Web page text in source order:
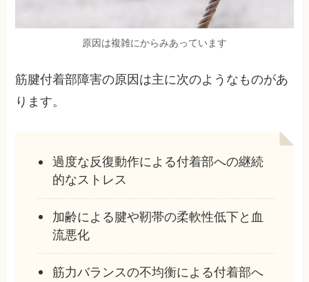
原因は複雑にからみあっています
筋腱付着部障害の原因は主に次のようなものがあ
ります。
過度な反復動作による付着部への継続
的なストレス
加齢による腱や靭帯の柔軟性低下と血
流悪化
筋力バランスの不均衡による付着部へ